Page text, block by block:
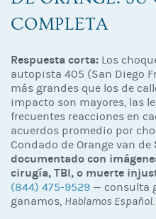
COMPLETA
Respuesta corta: Los
autopista 405 (San Diego
más grandes que los de
impacto son mayores, las
frecuentes reacciones en
acuerdos promedio por
Condado de Orange van de
documentado con
cirugía, TBI, o muerte
(844) 475-9529 — consulta
ganamos, Hablamos Español.